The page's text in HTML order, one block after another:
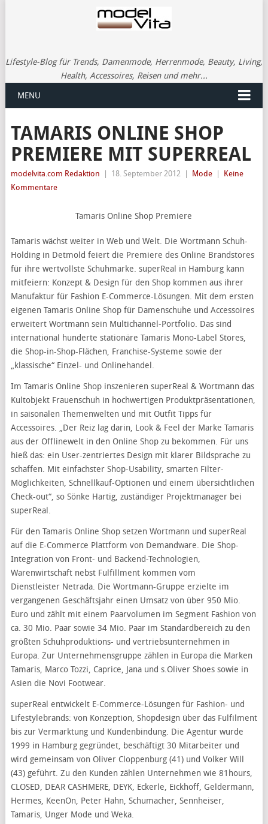
Lifestyle-Blog für Trends, Damenmode, Herrenmode, Beauty, Living,
Health, Accessoires, Reisen und mehr...
MENU
TAMARIS ONLINE SHOP
PREMIERE MIT SUPERREAL
modelvita.com Redaktion 18. September 2012 Mode
Keine
Kommentare
Tamaris Online Shop Premiere
Tamaris wächst weiter in Web und Welt. Die Wortmann Schuh-
Holding in Detmold feiert die Premiere des Online Brandstores
für ihre wertvollste Schuhmarke. superReal in Hamburg kann
mitfeiern: Konzept & Design für den Shop kommen aus ihrer
Manufaktur für Fashion E-Commerce-Lösungen. Mit dem ersten
eigenen Tamaris Online Shop für Damenschuhe und Accessoires
erweitert Wortmann sein Multichannel-Portfolio. Das sind
international hunderte stationäre Tamaris Mono-Label Stores,
die Shop-in-Shop-Flächen, Franchise-Systeme sowie der
„klassische“ Einzel- und Onlinehandel.
Im Tamaris Online Shop inszenieren superReal & Wortmann das
Kultobjekt Frauenschuh in hochwertigen Produktpräsentationen,
in saisonalen Themenwelten und mit Outfit Tipps für
Accessoires. „Der Reiz lag darin, Look & Feel der Marke Tamaris
aus der Offlinewelt in den Online Shop zu bekommen. Für uns
hieß das: ein User-zentriertes Design mit klarer Bildsprache zu
schaffen. Mit einfachster Shop-Usability, smarten Filter-
Möglichkeiten, Schnellkauf-Optionen und einem übersichtlichen
Check-out“, so Sönke Hartig, zuständiger Projektmanager bei
superReal.
Für den Tamaris Online Shop setzen Wortmann und superReal
auf die E-Commerce Plattform von Demandware. Die Shop-
Integration von Front- und Backend-Technologien,
Warenwirtschaft nebst Fulfillment kommen vom
Dienstleister Netrada. Die Wortmann-Gruppe erzielte im
vergangenen Geschäftsjahr einen Umsatz von über 950 Mio.
Euro und zählt mit einem Paarvolumen im Segment Fashion von
ca. 30 Mio. Paar sowie 34 Mio. Paar im Standardbereich zu den
größten Schuhproduktions- und vertriebsunternehmen in
Europa. Zur Unternehmensgruppe zählen in Europa die Marken
Tamaris, Marco Tozzi, Caprice, Jana und s.Oliver Shoes sowie in
Asien die Novi Footwear.
superReal entwickelt E-Commerce-Lösungen für Fashion- und
Lifestylebrands: von Konzeption, Shopdesign über das Fulfilment
bis zur Vermarktung und Kundenbindung. Die Agentur wurde
1999 in Hamburg gegründet, beschäftigt 30 Mitarbeiter und
wird gemeinsam von Oliver Cloppenburg (41) und Volker Will
(43) geführt. Zu den Kunden zählen Unternehmen wie 81hours,
CLOSED, DEAR CASHMERE, DEYK, Eckerle, Eickhoff, Geldermann,
Hermes, KeenOn, Peter Hahn, Schumacher, Sennheiser,
Tamaris, Unger Mode und Weka.